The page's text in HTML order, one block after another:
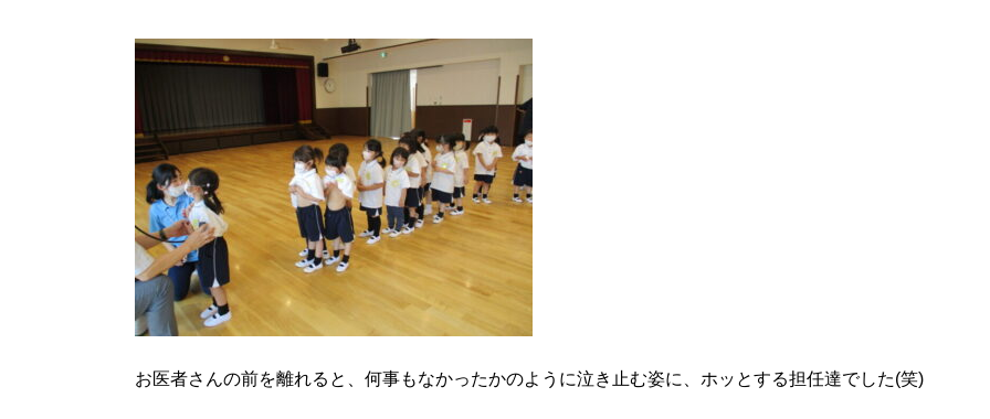
お医者さんの前を離れると、何事もなかったかのように泣き止む姿に、ホッとする担任達でした(笑)